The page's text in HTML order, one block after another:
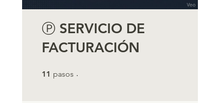
Ⓟ SERVICIO DE
FACTURACIÓN
11 pasos